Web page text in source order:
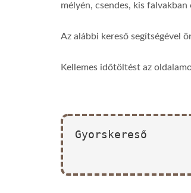
mélyén, csendes, kis
Az alábbi kereső segítségével
Kellemes időtöltést az
Gyorskereső